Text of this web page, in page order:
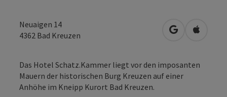
Neuaigen 14
4362 Bad Kreuzen in Google
in
Das Hotel Schatz.Kammer liegt vor den imposanten
Mauern der historischen Burg Kreuzen auf einer
Anhöhe im Kneipp Kurort Bad Kreuzen.